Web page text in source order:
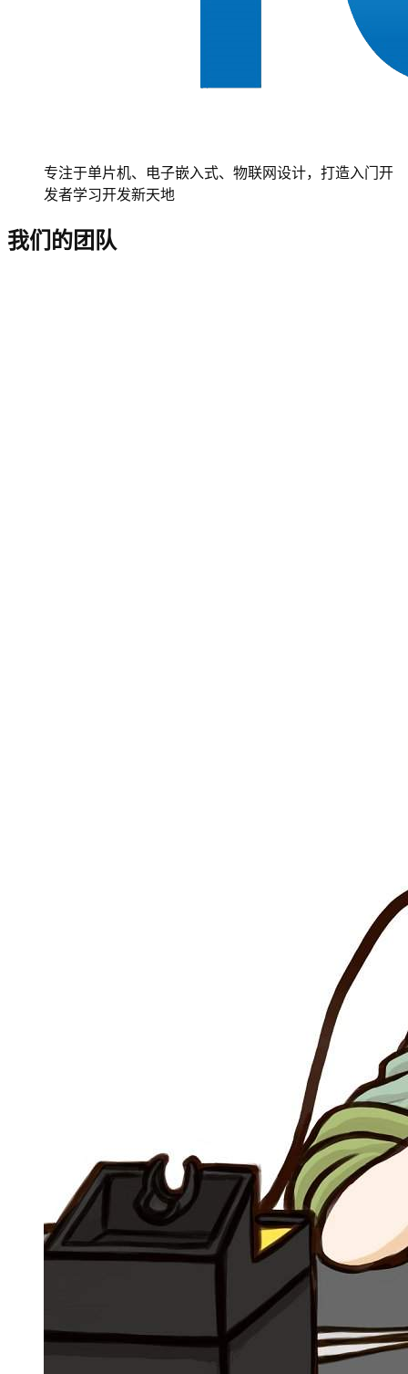
专注于单片机、电子嵌入式、物联网设计，打造入门开
发者学习开发新天地
我们的团队